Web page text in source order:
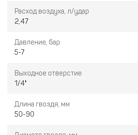
Расход воздуха, л/удар
2,47
Давление, бар
5-7
Выходное отверстие
1/4"
Длина гвоздя, мм
50-90